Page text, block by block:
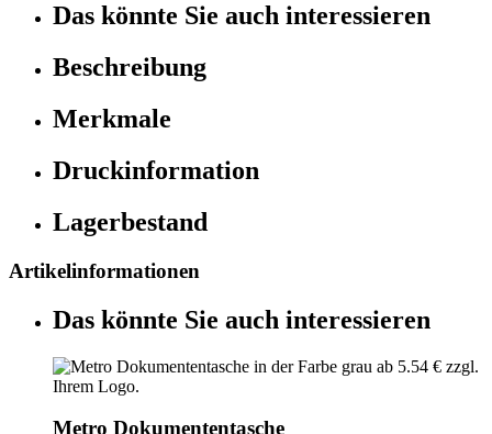
Das könnte Sie auch interessieren
Beschreibung
Merkmale
Druckinformation
Lagerbestand
Artikelinformationen
Das könnte Sie auch interessieren
Metro Dokumententasche